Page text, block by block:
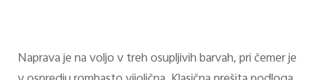
Naprava je na voljo v treh osupljivih barvah, pri čemer je